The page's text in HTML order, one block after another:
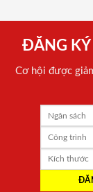
ĐĂNG KÝ
Cơ hội được